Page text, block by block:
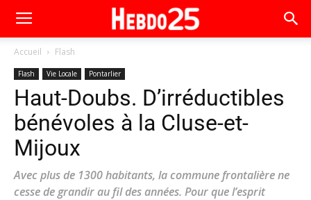
Accueil Flash
Flash Vie Locale Pontarlier
Haut-Doubs. D’irréductibles
bénévoles à la Cluse-et-
Mijoux
Avec plus de 1300 habitants, la commune frontalière ne
cesse de grandir au fil des années. Pour que l’esprit